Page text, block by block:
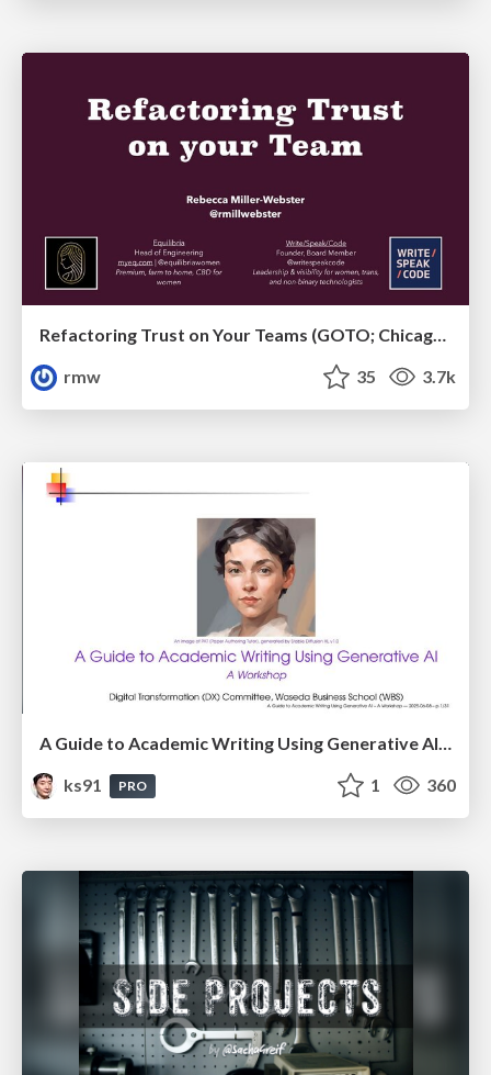
rmw
35 3.7k
A Guide to Academic Writing Using Generative AI - A Workshop
ks91
PRO 1 360